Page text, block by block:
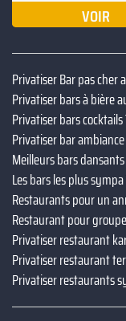
VOIR
Privatiser Bar pas cher
Privatiser bars à bière
Privatiser bars
Privatiser bar
Meilleurs bars
Les bars les plus
Restaurants pour un
Restaurant pour
Privatiser restaurant
Privatiser restaurant
Privatiser restaurants